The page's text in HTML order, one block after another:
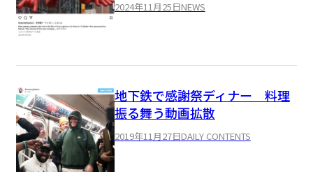
2024年11月25日NEWS
地下鉄で感謝祭ディナー 料理
振る舞う動画拡散
2019年11月27日DAILY CONTENTS